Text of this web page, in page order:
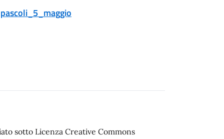
sotto Licenza Creative Commons